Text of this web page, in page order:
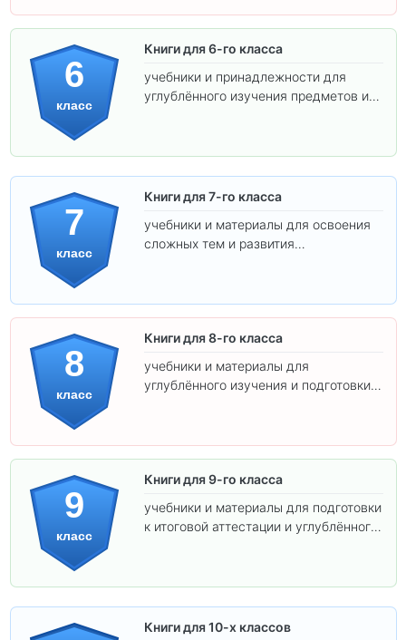
6
класс
Книги для 6-го класса
учебники и принадлежности для
углублённого изучения предметов и
7
класс
Книги для 7-го класса
учебники и материалы для освоения
сложных тем и развития
8
класс
Книги для 8-го класса
учебники и материалы для
углублённого изучения и подготовки к
9
класс
Книги для 9-го класса
учебники и материалы для подготовки
к итоговой аттестации и углублённого
Книги для 10-х классов